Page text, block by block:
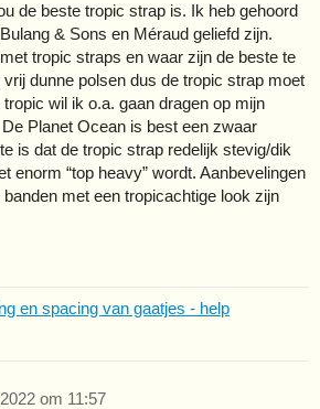
de beste tropic strap is. Ik heb gehoord
& Sons en Méraud geliefd zijn.
tropic straps en waar zijn de beste te
dunne polsen dus de tropic strap moet
wil ik o.a. gaan dragen op mijn
Planet Ocean is best een zwaar
is dat de tropic strap redelijk stevig/dik
enorm “top heavy” wordt. Aanbevelingen
met een tropicachtige look zijn
en spacing van gaatjes - help
om 11:57